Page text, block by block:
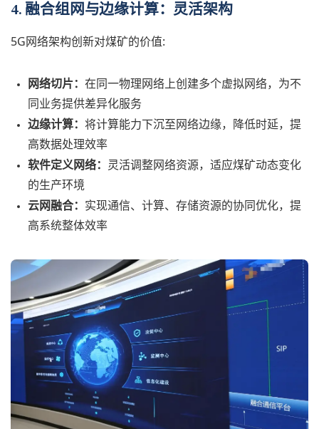
4. 融合组网与边缘计算：灵活架构
5G网络架构创新对煤矿的价值:
网络切片： 在同一物理网络上创建多个虚拟网络，为不
同业务提供差异化服务
边缘计算： 将计算能力下沉至网络边缘，降低时延，提
高数据处理效率
软件定义网络：
灵活调整网络资源，适应煤矿动态变化
的生产环境
云网融合： 实现通信、计算、存储资源的协同优化，提
高系统整体效率